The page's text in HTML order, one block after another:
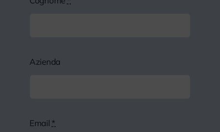
Azienda
Email *